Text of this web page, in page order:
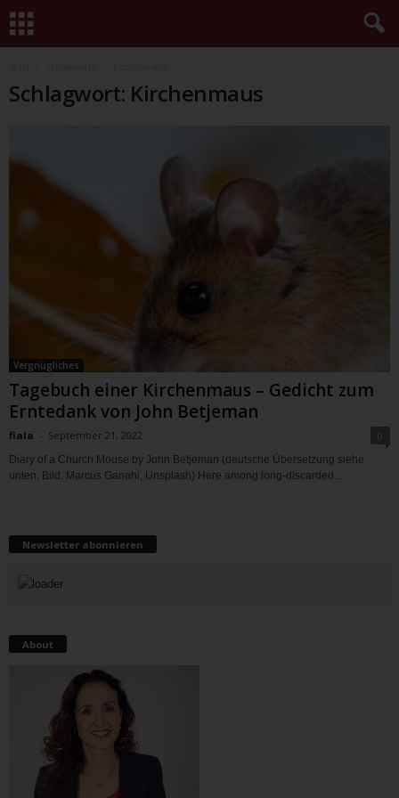
Schlagwort: Kirchenmaus
Vergnügliches
Tagebuch einer Kirchenmaus – Gedicht zum
Erntedank von John Betjeman
fiala - September 21, 2022
Diary of a Church Mouse by John Betjeman (deutsche Übersetzung siehe
unten, Bild: Marcus Ganahl, Unsplash) Here among long-discarded...
Newsletter abonnieren
About